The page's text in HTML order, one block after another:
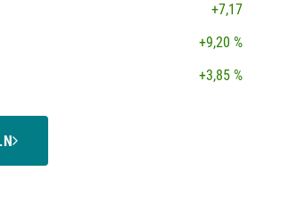
+7,17
+9,20 %
+3,85 %